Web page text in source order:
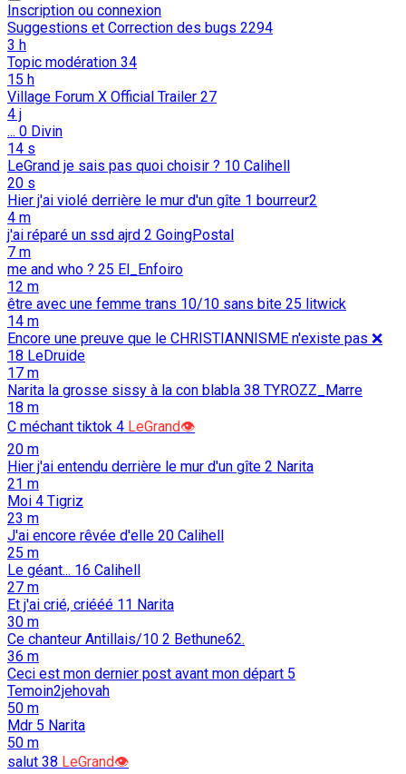
Inscription ou connexion
Suggestions et Correction des bugs 2294
3 h
Topic modération 34
15 h
Village Forum X Official Trailer 27
4 j
... 0 Divin
14 s
LeGrand je sais pas quoi choisir ? 10 Calihell
20 s
Hier j'ai violé derrière le mur d'un gîte 1 bourreur2
4 m
j'ai réparé un ssd ajrd 2 GoingPostal
7 m
me and who ? 25 El_Enfoiro
12 m
être avec une femme trans 10/10 sans bite 25 litwick
14 m
Encore une preuve que le CHRISTIANNISME n'existe pas ❌️
18 LeDruide
17 m
Narita la grosse sissy à la con blabla 38 TYROZZ_Marre
18 m
C méchant tiktok 4 LeGrand👁️
20 m
Hier j'ai entendu derrière le mur d'un gîte 2 Narita
21 m
Moi 4 Tigriz
23 m
J'ai encore rêvée d'elle 20 Calihell
25 m
Le géant... 16 Calihell
27 m
Et j'ai crié, criééé 11 Narita
30 m
Ce chanteur Antillais/10 2 Bethune62.
36 m
Ceci est mon dernier post avant mon départ 5
Temoin2jehovah
50 m
Mdr 5 Narita
50 m
salut 38 LeGrand👁️